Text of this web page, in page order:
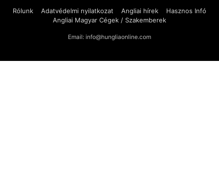
Rólunk Adatvédelmi nyilatkozat Angliai hírek
Hasznos Infó
Angliai Magyar Cégek / Szakemberek
Email: info@hungliaonline.com